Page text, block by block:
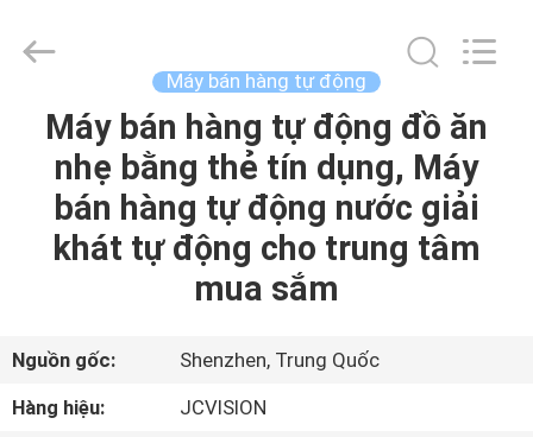
NHÀ
SẢN
PHẨM
CHÚNG
TÔI
Shenzhen
Junction
Máy bán hàng tự động
Máy bán hàng tự động đồ ăn
nhẹ bằng thẻ tín dụng, Máy
bán hàng tự động nước giải
khát tự động cho trung tâm
mua sắm
Nguồn gốc:
Shenzhen, Trung Quốc
Hàng hiệu:
JCVISION